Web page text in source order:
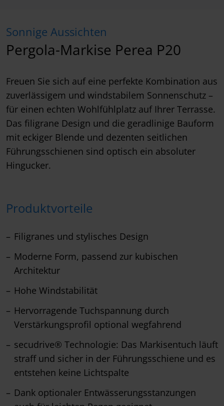
Sonnige Aussichten
Pergola-Markise Perea P20
Freuen Sie sich auf eine perfekte Kombination aus
zuverlässigem und windstabilem Sonnenschutz –
für einen echten Wohlfühlplatz auf Ihrer Terrasse.
Das filigrane Design und die geradlinige Bauform
mit eckiger Blende und dezenten seitlichen
Führungsschienen sind optisch ein absoluter
Hingucker.
Produktvorteile
Filigranes und stylisches Design
Moderne Form, passend zur kubischen
Architektur
Hohe Windstabilität
Hervorragende Tuchspannung durch
Verstärkungsprofil optional wegfahrend
secudrive® Technologie: Das Markisentuch läuft
straff und sicher in der Führungsschiene und es
entstehen keine Lichtspalte
Dank optionaler Entwässerungsstanzungen